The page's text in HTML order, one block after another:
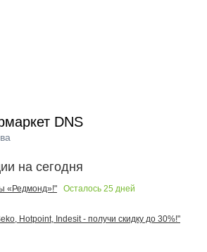
DNS
на сегодня
«Редмонд»!" Осталось 25 дней
Hotpoint, Indesit - получи скидку до 30%!"